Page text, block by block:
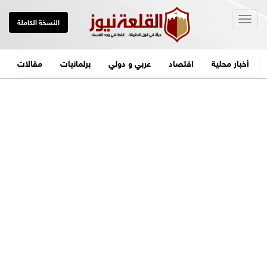
النسخة الكاملة
أخبار محلية اقتصاد عربي و دولي برلمانيات مقالات